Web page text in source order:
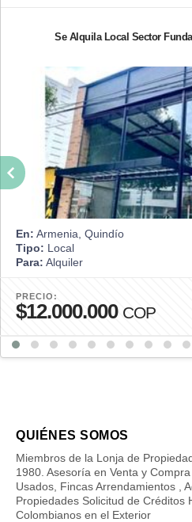
Se Alquila Local Sector
En: Armenia, Quindío
Tipo: Local
Para: Alquiler
PRECIO:
$12.000.000 COP
QUIÉNES SOMOS
Miembros de la Lonja de
1980. Asesoría en Venta y
Usados, Fincas Arrendamientos ,
Propiedades Solicitud de Créditos
Colombianos en el Exterior